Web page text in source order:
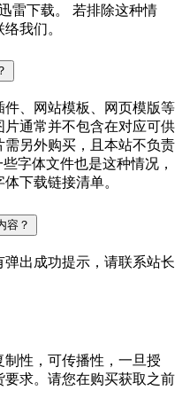
雷下载。 若排除这种情
我们。
、网站模板、网页模版等
通常并不包含在对应可供
另外购买，且本站不负责
字体文件也是这种情况，
下载链接清单。
容？
出成功提示，请联系站长
性，可传播性，一旦授
求。请您在购买获取之前